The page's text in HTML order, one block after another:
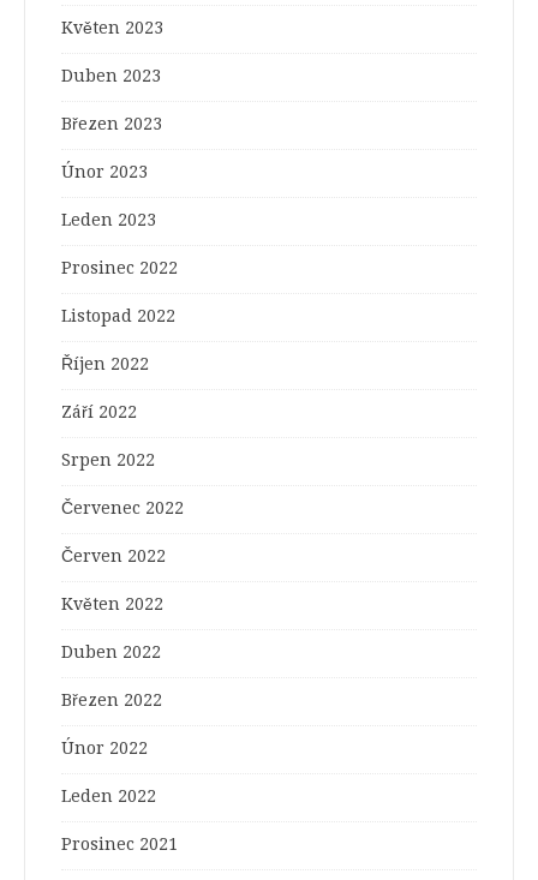
Květen 2023
Duben 2023
Březen 2023
Únor 2023
Leden 2023
Prosinec 2022
Listopad 2022
Říjen 2022
Září 2022
Srpen 2022
Červenec 2022
Červen 2022
Květen 2022
Duben 2022
Březen 2022
Únor 2022
Leden 2022
Prosinec 2021